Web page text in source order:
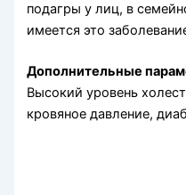
подагры у лиц, в
имеется это
Дополнительные
Высокий уровень
кровяное давление,